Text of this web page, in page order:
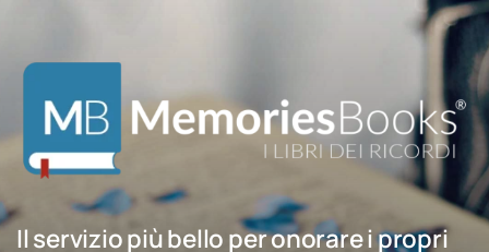
Il servizio più bello per onorare i propri